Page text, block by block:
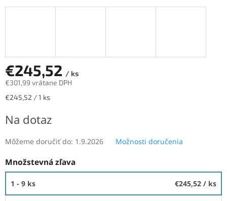
€245,52 / ks
€301,99 vrátane DPH
Jednotková
€245,52 / 1 ks
Na dotaz
Môžeme doručiť do: 1.9.2026 Možnosti doručenia
Množstevná zľava
1 - 9 ks €245,52 / ks